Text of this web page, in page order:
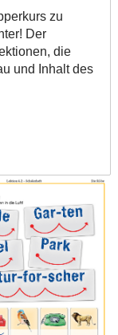
zu
Der
die
und Inhalt des